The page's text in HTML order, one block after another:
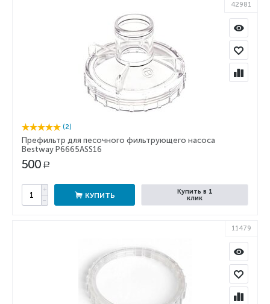
42981
(2)
Префильтр для песочного фильтрующего насоса
Bestway P6665ASS16
500 Р
+
−
КУПИТЬ
Купить в 1
клик
11479